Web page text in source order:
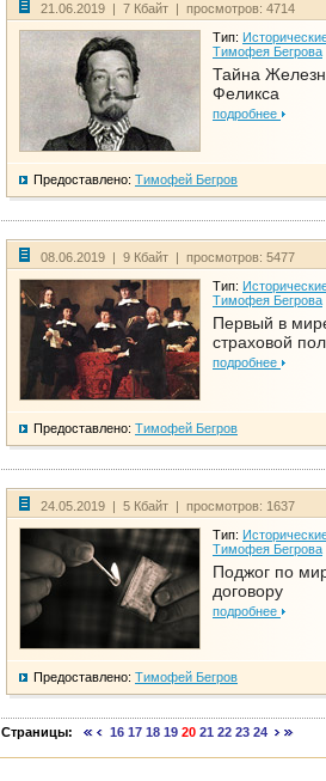
21.06.2019 | 7 Кбайт | просмотров: 4714
Тип:
Тимофея Бегрова
Тайна
Феликса
подробнее
Предоставлено: Тимофей Бегров
08.06.2019 | 9 Кбайт | просмотров: 5477
Тип:
Тимофея Бегрова
Первый в
страховой
подробнее
Предоставлено: Тимофей Бегров
24.05.2019 | 5 Кбайт | просмотров: 1637
Тип:
Тимофея Бегрова
Поджог по
договору
подробнее
Предоставлено: Тимофей Бегров
Страницы: 16 17 18 19 20 21 22 23 24